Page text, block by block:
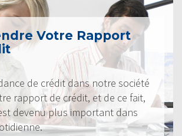
Votre Rapport
de crédit dans notre société
rapport de crédit, et de ce fait,
devenu plus important dans